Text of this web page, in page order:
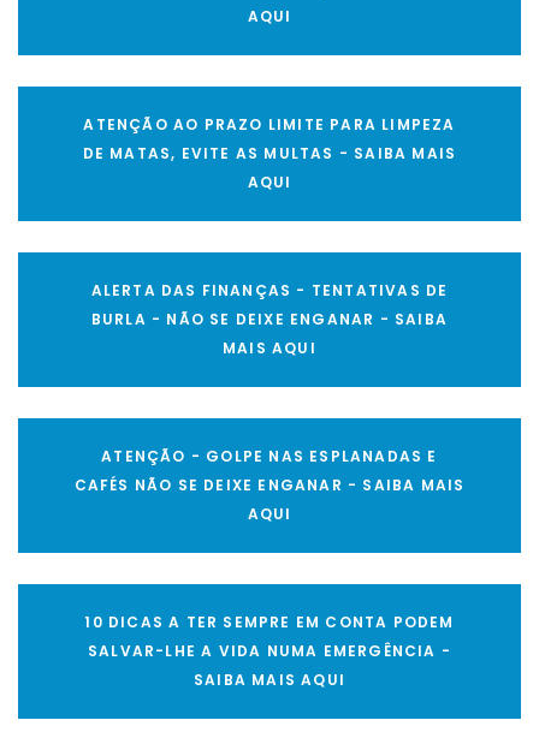
AQUI
ATENÇÃO AO PRAZO LIMITE PARA LIMPEZA
DE MATAS, EVITE AS MULTAS - SAIBA MAIS
AQUI
ALERTA DAS FINANÇAS - TENTATIVAS DE
BURLA - NÃO SE DEIXE ENGANAR - SAIBA
MAIS AQUI
ATENÇÃO - GOLPE NAS ESPLANADAS E
CAFÉS NÃO SE DEIXE ENGANAR - SAIBA MAIS
AQUI
10 DICAS A TER SEMPRE EM CONTA PODEM
SALVAR-LHE A VIDA NUMA EMERGÊNCIA -
SAIBA MAIS AQUI